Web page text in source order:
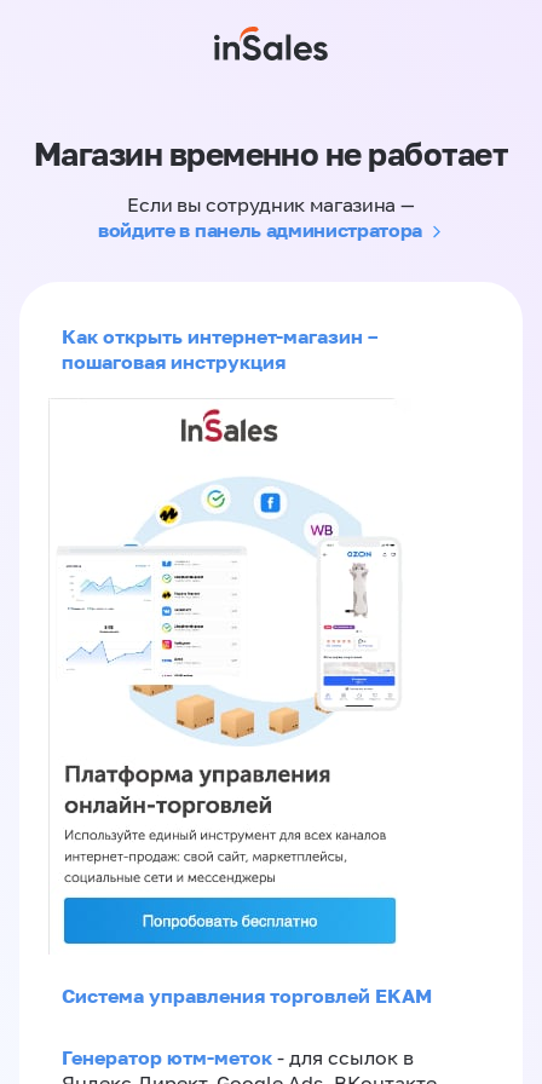
Магазин временно не работает
Если вы сотрудник магазина —
войдите в панель администратора
Как открыть интернет-магазин –
пошаговая инструкция
Система управления торговлей EKAM
Генератор ютм-меток - для ссылок в